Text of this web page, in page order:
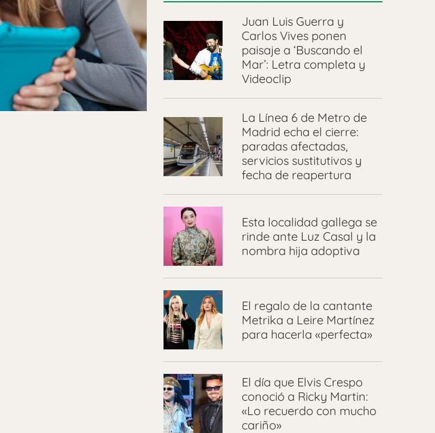
Juan Luis Guerra y
Carlos Vives ponen
paisaje a ‘Buscando el
Mar’: Letra completa y
Videoclip
La Línea 6 de Metro de
Madrid echa el cierre:
paradas afectadas,
servicios sustitutivos y
fecha de reapertura
Esta localidad gallega se
rinde ante Luz Casal y la
nombra hija adoptiva
El regalo de la cantante
Metrika a Leire Martínez
para hacerla «perfecta»
El día que Elvis Crespo
conoció a Ricky Martin:
«Lo recuerdo con mucho
cariño»